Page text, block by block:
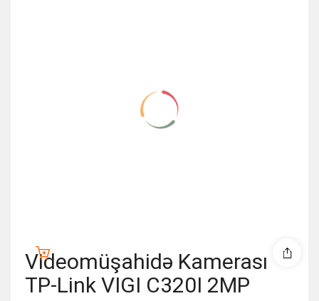
Videomüşahidə Kamerası
TP-Link VIGI C320I 2MP